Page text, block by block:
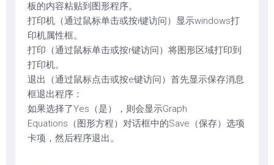
板的内容粘贴到图形程序。
打印机（通过鼠标单击或按i键访问）显示windows打
印机属性框。
打印（通过鼠标单击或按r键访问）将图形区域打印到
打印机。
退出（通过鼠标点击或按e键访问）首先显示保存消息
框退出程序：
如果选择了Yes（是），则会显示Graph
Equations（图形方程）对话框中的Save（保存）选项
卡项，然后程序退出。